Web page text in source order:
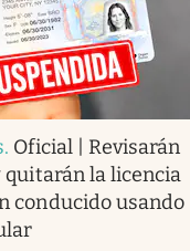
. Oficial | Revisarán
quitarán la licencia
conducido usando